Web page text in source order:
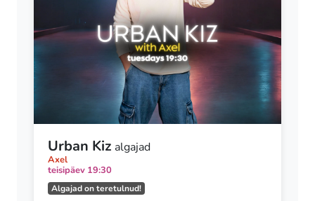
Urban Kiz algajad
Axel
teisipäev 19:30
Algajad on teretulnud!